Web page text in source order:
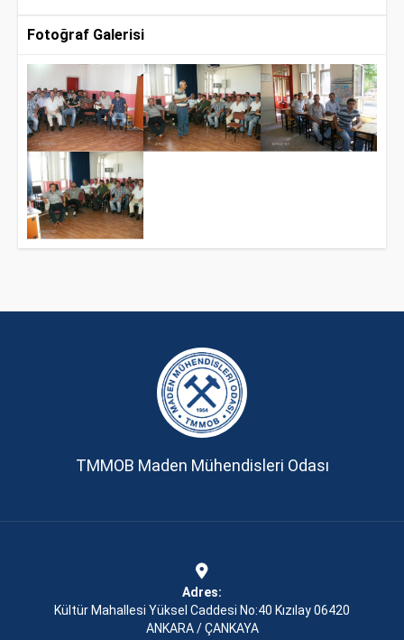
Fotoğraf Galerisi
TMMOB Maden Mühendisleri Odası
Adres:
Kültür Mahallesi Yüksel Caddesi No:40 Kızılay 06420
ANKARA / ÇANKAYA